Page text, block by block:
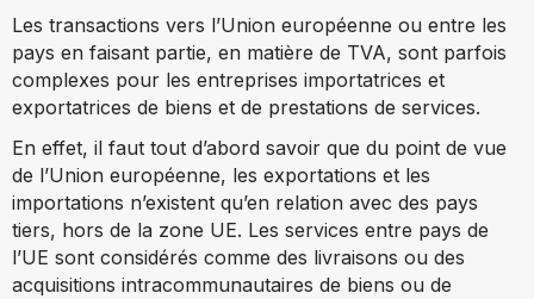
Les transactions vers l’Union européenne ou entre les
pays en faisant partie, en matière de TVA, sont parfois
complexes pour les entreprises importatrices et
exportatrices de biens et de prestations de services.
En effet, il faut tout d’abord savoir que du point de vue
de l’Union européenne, les exportations et les
importations n’existent qu’en relation avec des pays
tiers, hors de la zone UE. Les services entre pays de
l’UE sont considérés comme des livraisons ou des
acquisitions intracommunautaires de biens ou de